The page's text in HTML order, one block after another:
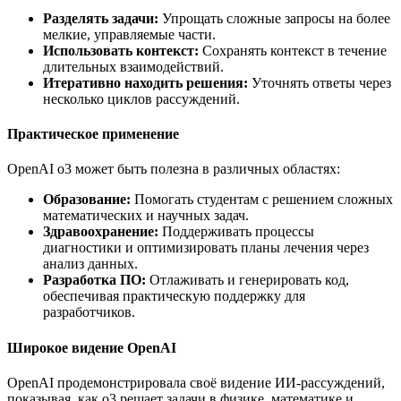
Разделять задачи: Упрощать сложные запросы на более
мелкие, управляемые части.
Использовать контекст: Сохранять контекст в течение
длительных взаимодействий.
Итеративно находить решения: Уточнять ответы через
несколько циклов рассуждений.
Практическое применение
OpenAI o3 может быть полезна в различных областях:
Образование: Помогать студентам с решением сложных
математических и научных задач.
Здравоохранение: Поддерживать процессы
диагностики и оптимизировать планы лечения через
анализ данных.
Разработка ПО: Отлаживать и генерировать код,
обеспечивая практическую поддержку для
разработчиков.
Широкое видение OpenAI
OpenAI продемонстрировала своё видение ИИ-рассуждений,